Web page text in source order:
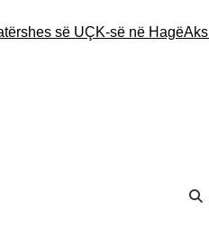
së UÇK-së në Hagë